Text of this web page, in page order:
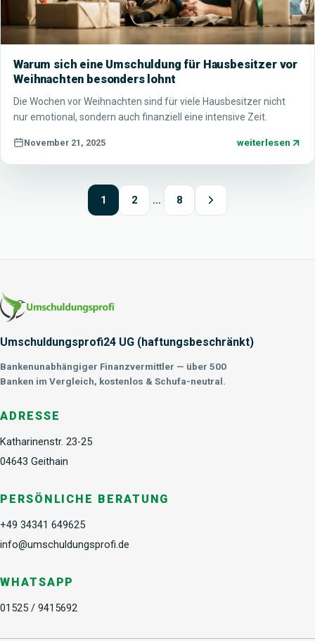
Warum sich eine Umschuldung für Hausbesitzer vor
Weihnachten besonders lohnt
Die Wochen vor Weihnachten sind für viele Hausbesitzer nicht
nur emotional, sondern auch finanziell eine intensive Zeit.
November 21, 2025 weiterlesen
1 2 … 8
Umschuldungsprofi24 UG (haftungsbeschränkt)
Bankenunabhängiger Finanzvermittler — über 500
Banken im Vergleich, kostenlos & Schufa-neutral.
ADRESSE
Katharinenstr. 23-25
04643 Geithain
PERSÖNLICHE BERATUNG
+49 34341 649625
info@umschuldungsprofi.de
WHATSAPP
01525 / 9415692